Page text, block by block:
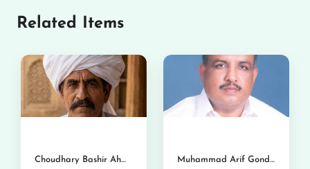
Related Items
Choudhary Bashir Ahmed Bosal Muhammad Arif Gondal Chimoana